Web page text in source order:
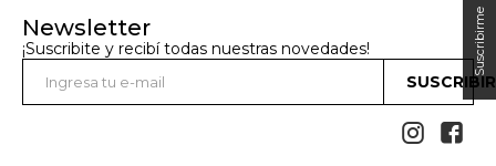
Newsletter
¡Suscribite y recibí todas nuestras novedades!
 